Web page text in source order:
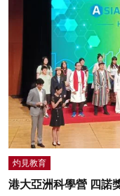
灼見教育
港大亞洲科學營 四諾